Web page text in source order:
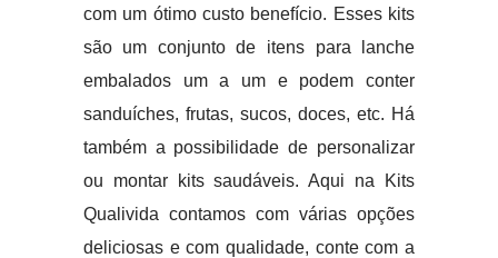
com um ótimo custo benefício. Esses kits
são um conjunto de itens para lanche
embalados um a um e podem conter
sanduíches, frutas, sucos, doces, etc. Há
também a possibilidade de personalizar
ou montar kits saudáveis. Aqui na Kits
Qualivida contamos com várias opções
deliciosas e com qualidade, conte com a